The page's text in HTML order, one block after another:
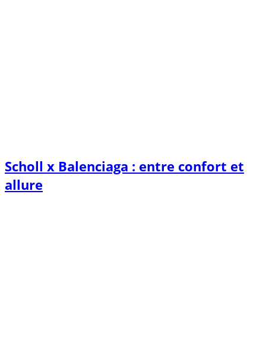
Scholl x Balenciaga : entre confort et
allure